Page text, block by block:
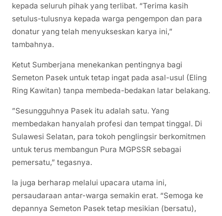
kepada seluruh pihak yang terlibat. “Terima kasih
setulus-tulusnya kepada warga pengempon dan para
donatur yang telah menyukseskan karya ini,”
tambahnya.
​Ketut Sumberjana menekankan pentingnya bagi
Semeton Pasek untuk tetap ingat pada asal-usul (Eling
Ring Kawitan) tanpa membeda-bedakan latar belakang.
​”Sesungguhnya Pasek itu adalah satu. Yang
membedakan hanyalah profesi dan tempat tinggal. Di
Sulawesi Selatan, para tokoh penglingsir berkomitmen
untuk terus membangun Pura MGPSSR sebagai
pemersatu,” tegasnya.
​Ia juga berharap melalui upacara utama ini,
persaudaraan antar-warga semakin erat. “Semoga ke
depannya Semeton Pasek tetap mesikian (bersatu),